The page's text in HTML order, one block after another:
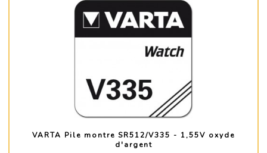
VARTA Pile montre SR512/V335 - 1,55V oxyde
d'argent